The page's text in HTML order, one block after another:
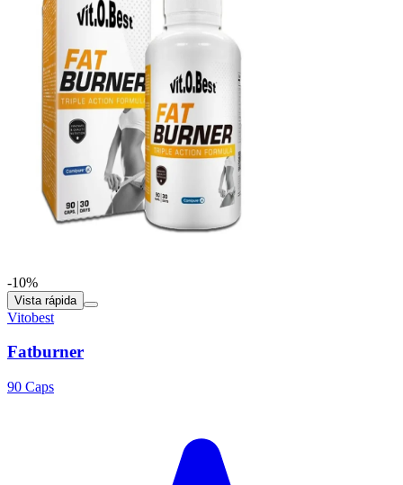
-10%
Vista rápida
Vitobest
Fatburner
90 Caps